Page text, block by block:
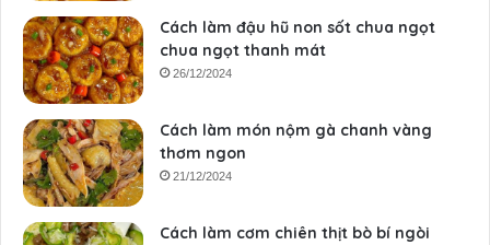
Cách làm đậu hũ non sốt chua ngọt
chua ngọt thanh mát
26/12/2024
Cách làm món nộm gà chanh vàng
thơm ngon
21/12/2024
Cách làm cơm chiên thịt bò bí ngòi